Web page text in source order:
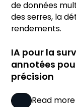
IA pour la
annotées
précision
Read more